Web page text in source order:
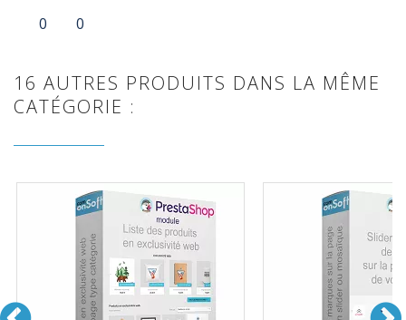
0 0
16 AUTRES PRODUITS DANS LA MÊME
CATÉGORIE :